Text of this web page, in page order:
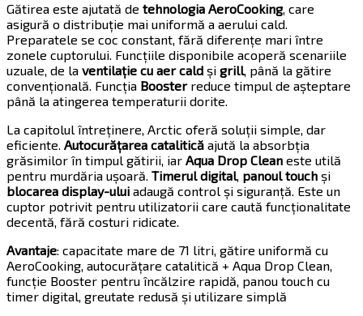
Gătirea este ajutată de tehnologia AeroCooking, care
asigură o distribuție mai uniformă a aerului cald.
Preparatele se coc constant, fără diferențe mari între
zonele cuptorului. Funcțiile disponibile acoperă scenariile
uzuale, de la ventilație cu aer cald și grill, până la gătire
convențională. Funcția Boosterreduce timpul de așteptare
până la atingerea temperaturii dorite.
La capitolul întreținere, Arctic oferă soluții simple, dar
eficiente. Autocurățarea catalitică ajută la absorbția
grăsimilor în timpul gătirii, iar Aqua Drop Clean este utilă
pentru murdăria ușoară. Timerul digital, panoul touch și
blocarea display-ului adaugă control și siguranță. Este un
cuptor potrivit pentru utilizatorii care caută funcționalitate
decentă, fără costuri ridicate.
Avantaje: capacitate mare de 71 litri, gătire uniformă cu
AeroCooking, autocurățare catalitică + Aqua Drop Clean,
funcție Booster pentru încălzire rapidă, panou touch cu
timer digital, greutate redusă și utilizare simplă